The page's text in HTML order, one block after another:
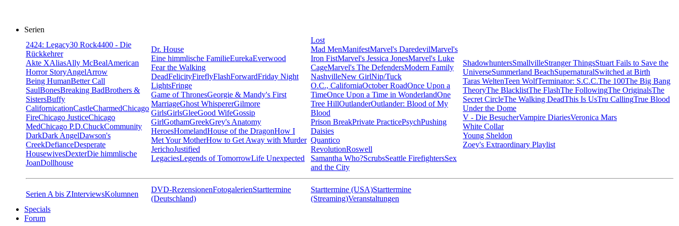
Serien
2424: Legacy30 Rock4400 - Die
Rückkehrer
Akte XAliasAlly McBealAmerican
Horror StoryAngelArrow
Being HumanBetter Call
SaulBonesBreaking BadBrothers &
SistersBuffy
CalifornicationCastleCharmedChicago
FireChicago JusticeChicago
MedChicago P.D.ChuckCommunity
DarkDark AngelDawson's
CreekDefianceDesperate
HousewivesDexterDie himmlische
JoanDollhouse
Dr. House
Eine himmlische FamilieEurekaEverwood
Fear the Walking
DeadFelicityFireflyFlashForwardFriday Night
LightsFringe
Game of ThronesGeorgie & Mandy's First
MarriageGhost WhispererGilmore
GirlsGirlsGleeGood WifeGossip
GirlGothamGreekGrey's Anatomy
HeroesHomelandHouse of the DragonHow I
Met Your MotherHow to Get Away with Murder
JerichoJustified
LegaciesLegends of TomorrowLife Unexpected
Lost
Mad MenManifestMarvel's DaredevilMarvel's
Iron FistMarvel's Jessica JonesMarvel's Luke
CageMarvel's The DefendersModern Family
NashvilleNew GirlNip/Tuck
O.C., CaliforniaOctober RoadOnce Upon a
TimeOnce Upon a Time in WonderlandOne
Tree HillOutlanderOutlander: Blood of My
Blood
Prison BreakPrivate PracticePsychPushing
Daisies
Quantico
RevolutionRoswell
Samantha Who?ScrubsSeattle FirefightersSex
and the City
ShadowhuntersSmallvilleStranger ThingsStuart Fails to Save the
UniverseSummerland BeachSupernaturalSwitched at Birth
Taras WeltenTeen WolfTerminator: S.C.C.The 100The Big Bang
TheoryThe BlacklistThe FlashThe FollowingThe OriginalsThe
Secret CircleThe Walking DeadThis Is UsTru CallingTrue Blood
Under the Dome
V - Die BesucherVampire DiariesVeronica Mars
White Collar
Young Sheldon
Zoey's Extraordinary Playlist
Serien A bis ZInterviewsKolumnen
DVD-RezensionenFotogalerienStarttermine
(Deutschland)
Starttermine (USA)Starttermine
(Streaming)Veranstaltungen
Specials
Forum